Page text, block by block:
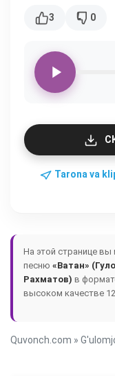
3 0
Tarona va
На этой странице вы
песню «Ватан»
Рахматов) в
высоком качестве
Quvonch.com »